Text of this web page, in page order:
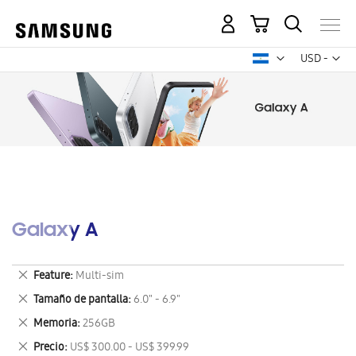
USD -
dólar
Mi carrito
Galaxy A
Feature Multi-sim
Eliminar
este
artículo
Tamaño de pantalla 6.0" - 6.9"
Eliminar
este
artículo
Memoria 256GB
Eliminar
este
Precio US$ 300.00 - US$ 399.99
Eliminar